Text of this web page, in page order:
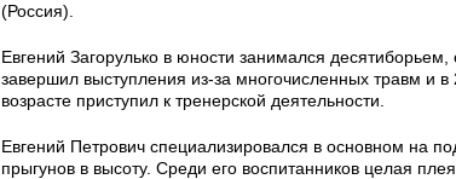
(Россия).
Евгений Загорулько в юности занимался десятиборьем,
завершил выступления из-за многочисленных травм и в
возрасте приступил к тренерской деятельности.
Евгений Петрович специализировался в основном на
прыгунов в высоту. Среди его воспитанников целая